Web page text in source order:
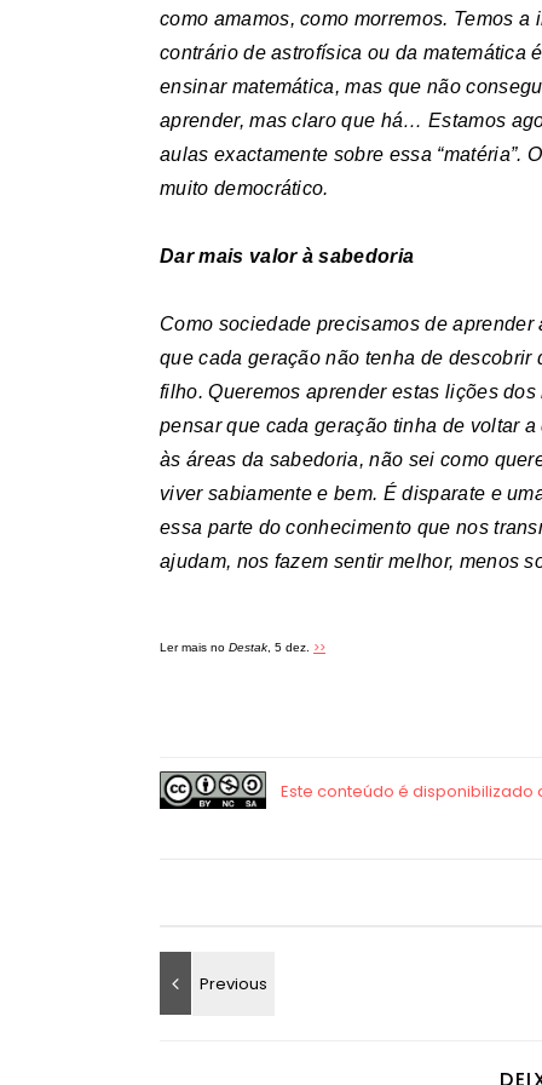
como amamos, como morremos. Temos
contrário de astrofísica ou da
ensinar matemática, mas que não
aprender, mas claro que há… Estamos
aulas exactamente sobre essa “matéria”.
muito democrático.
Dar mais valor à sabedoria
Como sociedade precisamos de
que cada geração não tenha de descobrir
filho. Queremos aprender estas lições
pensar que cada geração tinha de voltar
às áreas da sabedoria, não sei como
viver sabiamente e bem. É disparate e
essa parte do conhecimento que nos
ajudam, nos fazem sentir melhor, menos
Ler mais no Destak , 5 dez. >>